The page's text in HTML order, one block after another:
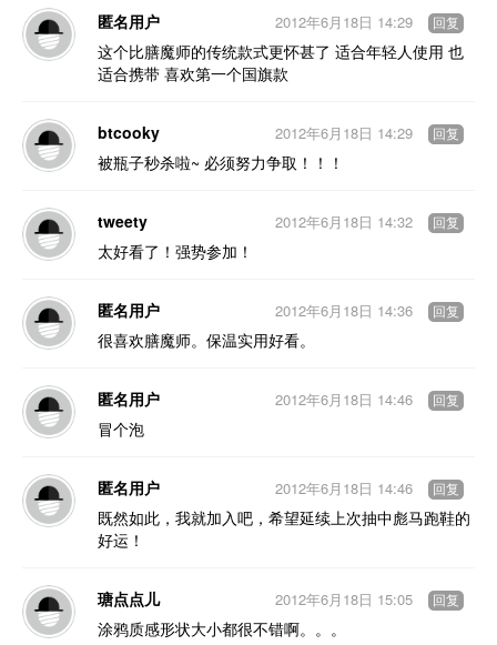
匿名用户
这个比膳魔师的传统款式更怀甚了 适合年轻人使用 也
适合携带 喜欢第一个国旗款
2012年6月18日 14:29 回复
btcooky
被瓶子秒杀啦~ 必须努力争取！！！
2012年6月18日 14:29 回复
tweety
太好看了！强势参加！
2012年6月18日 14:32 回复
匿名用户
很喜欢膳魔师。保温实用好看。
2012年6月18日 14:36 回复
匿名用户
冒个泡
2012年6月18日 14:46 回复
匿名用户
既然如此，我就加入吧，希望延续上次抽中彪马跑鞋的
好运！
2012年6月18日 14:46 回复
瑭点点儿
涂鸦质感形状大小都很不错啊。。。
2012年6月18日 15:05 回复